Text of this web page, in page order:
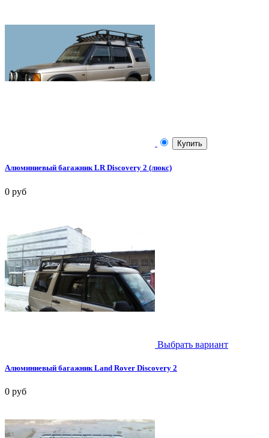
Купить
Алюминиевый багажник LR Discovery 2 (люкс)
0 руб
Выбрать вариант
Алюминиевый багажник Land Rover Discovery 2
0 руб